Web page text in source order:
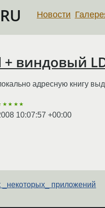
Новости
виндовый
адресную книгу
10:07:57 +00:00
_некоторых_ приложений